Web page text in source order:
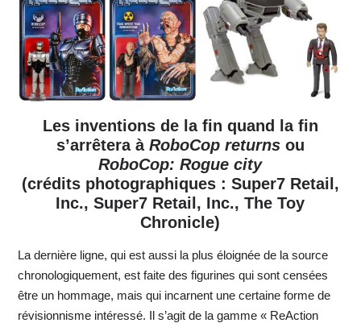
Les inventions de la fin quand la fin
s’arrêtera à RoboCop returnsou
RoboCop: Rogue city
(crédits photographiques : Super7 Retail,
Inc., Super7 Retail, Inc., The Toy
Chronicle)
La dernière ligne, qui est aussi la plus éloignée de la source
chronologiquement, est faite des figurines qui sont censées
être un hommage, mais qui incarnent une certaine forme de
révisionnisme intéressé. Il s’agit de la gamme « ReAction